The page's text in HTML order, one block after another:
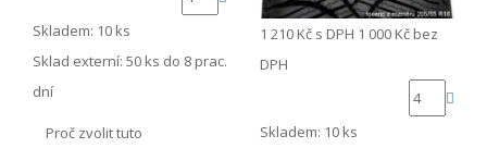
Skladem: 10 ks
Sklad externí: 50 ks do 8 prac.
dní
Proč zvolit tuto
1 210 Kč s DPH 1 000 Kč bez
DPH
Skladem: 10 ks